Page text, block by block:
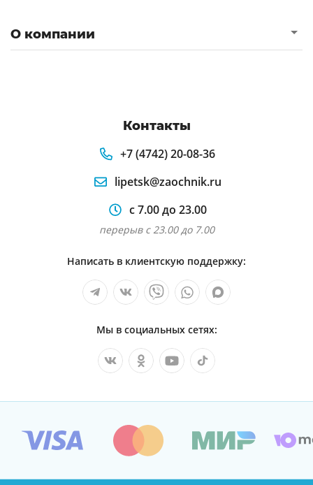
О компании
Контакты
+7 (4742) 20-08-36
lipetsk@zaochnik.ru
с 7.00 до 23.00
перерыв с 23.00 до 7.00
Написать в клиентскую поддержку:
Мы в социальных сетях: